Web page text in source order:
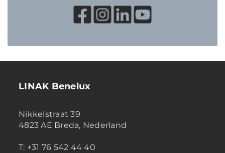
LINAK Benelux
Nikkelstraat 39
4823 AE Breda, Nederland
T: +31 76 542 44 40